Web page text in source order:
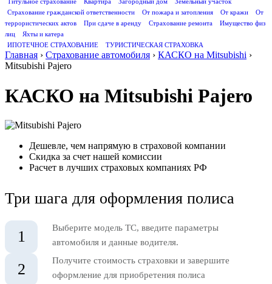
Страхование гражданской ответственности
От пожара и затопления От кражи
От
террористических актов
При сдаче в аренду Страхование ремонта
Имущество физ
лиц
Яхты и катера
ИПОТЕЧНОЕ СТРАХОВАНИЕ
ТУРИСТИЧЕСКАЯ СТРАХОВКА
Главная › Страхование автомобиля › КАСКО на Mitsubishi ›
Mitsubishi Pajero
КАСКО на Mitsubishi Pajero
Дешевле, чем напрямую в страховой компании
Скидка за счет нашей комиссии
Расчет в лучших страховых компаниях РФ
Три шага для оформления полиса
1
Выберите модель ТС, введите параметры
автомобиля и данные водителя.
2
Получите стоимость страховки и завершите
оформление для приобретения полиса